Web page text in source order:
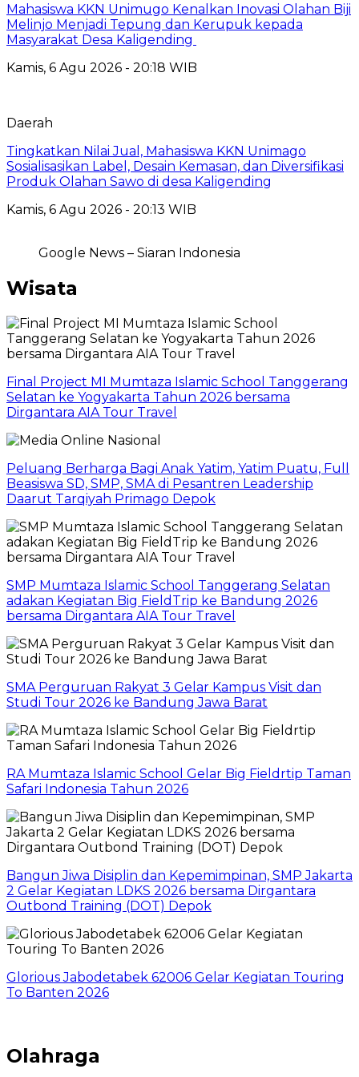
Mahasiswa KKN Unimugo Kenalkan Inovasi Olahan Biji
Melinjo Menjadi Tepung dan Kerupuk kepada
Masyarakat Desa Kaligending
Kamis, 6 Agu 2026 - 20:18 WIB
Daerah
Tingkatkan Nilai Jual, Mahasiswa KKN Unimago
Sosialisasikan Label, Desain Kemasan, dan Diversifikasi
Produk Olahan Sawo di desa Kaligending
Kamis, 6 Agu 2026 - 20:13 WIB
Google News – Siaran Indonesia
Wisata
Final Project MI Mumtaza Islamic School Tanggerang
Selatan ke Yogyakarta Tahun 2026 bersama
Dirgantara AIA Tour Travel
Peluang Berharga Bagi Anak Yatim, Yatim Puatu, Full
Beasiswa SD, SMP, SMA di Pesantren Leadership
Daarut Tarqiyah Primago Depok
SMP Mumtaza Islamic School Tanggerang Selatan
adakan Kegiatan Big FieldTrip ke Bandung 2026
bersama Dirgantara AIA Tour Travel
SMA Perguruan Rakyat 3 Gelar Kampus Visit dan
Studi Tour 2026 ke Bandung Jawa Barat
RA Mumtaza Islamic School Gelar Big Fieldrtip Taman
Safari Indonesia Tahun 2026
Bangun Jiwa Disiplin dan Kepemimpinan, SMP Jakarta
2 Gelar Kegiatan LDKS 2026 bersama Dirgantara
Outbond Training (DOT) Depok
Glorious Jabodetabek 62006 Gelar Kegiatan Touring
To Banten 2026
Olahraga